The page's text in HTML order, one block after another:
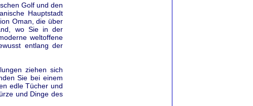
Golf und den
Hauptstadt
Oman, die über
wo Sie in der
weltoffene
entlang der
ziehen sich
Sie bei einem
edle Tücher und
und Dinge des